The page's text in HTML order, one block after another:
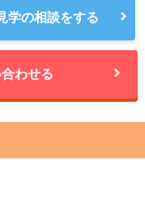
学の相談をする
わせる